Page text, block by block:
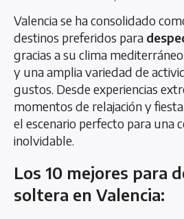
Valencia se ha consolidado
destinos preferidos para
gracias a su clima
y una amplia variedad de
gustos. Desde experiencias
momentos de relajación y
el escenario perfecto para una
inolvidable.
Los 10 mejores para
soltera en Valencia: